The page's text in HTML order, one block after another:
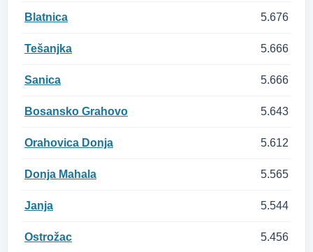
Blatnica 5.676
Tešanjka 5.666
Sanica 5.666
Bosansko Grahovo 5.643
Orahovica Donja 5.612
Donja Mahala 5.565
Janja 5.544
Ostrožac 5.456